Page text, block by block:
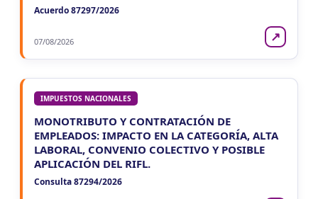
Acuerdo 87297/2026
07/08/2026 ↗
IMPUESTOS NACIONALES
MONOTRIBUTO Y CONTRATACIÓN DE
EMPLEADOS: IMPACTO EN LA CATEGORÍA, ALTA
LABORAL, CONVENIO COLECTIVO Y POSIBLE
APLICACIÓN DEL RIFL.
Consulta 87294/2026